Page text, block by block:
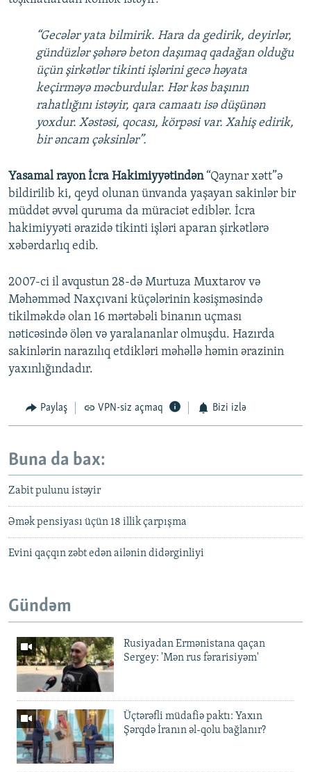
“Gecələr yata bilmirik. Hara da gedirik, deyirlər,
gündüzlər şəhərə beton daşımaq qadağan olduğu
üçün şirkətlər tikinti işlərini gecə həyata
keçirməyə məcburdular. Hər kəs başının
rahatlığını istəyir, qara camaatı isə düşünən
yoxdur. Xəstəsi, qocası, körpəsi var. Xahiş edirik,
bir əncam çəksinlər”.
Yasamal rayon İcra Hakimiyyətindən“Qaynar xətt”ə
bildirilib ki, qeyd olunan ünvanda yaşayan sakinlər bir
müddət əvvəl quruma da müraciət ediblər. İcra
hakimiyyəti ərazidə tikinti işləri aparan şirkətlərə
xəbərdarlıq edib.
2007-ci il avqustun 28-də Murtuza Muxtarov və
Məhəmməd Naxçıvani küçələrinin kəsişməsində
tikilməkdə olan 16 mərtəbəli binanın uçması
nəticəsində ölən və yaralananlar olmuşdu. Hazırda
sakinlərin narazılıq etdikləri məhəllə həmin ərazinin
yaxınlığındadır.
Paylaş VPN-siz açmaq Bizi izlə
Buna da bax:
Zabit pulunu istəyir
Əmək pensiyası üçün 18 illik çarpışma
Evini qaçqın zəbt edən ailənin didərginliyi
Gündəm
Rusiyadan Ermənistana qaçan
Sergey: 'Mən rus fərarisiyəm'
Üçtərəfli müdafiə paktı: Yaxın
Şərqdə İranın əl-qolu bağlanır?